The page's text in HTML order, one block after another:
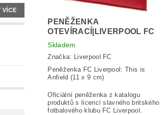
VÍCE
PENĚŽENKA
OTEVÍRACÍ|LIVERPOOL FC
Skladem
Značka: Liverpool FC
Peněženka FC Liverpool: This is
Anfield (11 x 9 cm)
Oficiální peněženka z katalogu
produktů s licencí slavného britského
fotbalového klubu FC Liverpool.